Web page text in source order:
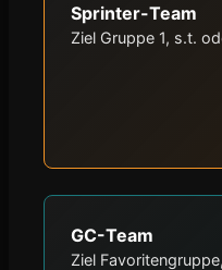
Sprinter-Team
Ziel Gruppe 1, s.t.
GC-Team
Ziel